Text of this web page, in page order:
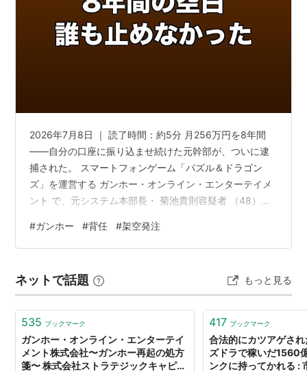
開、ネットカフェ他でのイベント展開、短編ドラマのス
トリーミング配信などを行っている。2004年4月にゲー
2003年7月にRAGNAROK ONLINEの開発元である
Gravity社と永久包括提携を交わしたが、2004年に白紙
化。しかしその後の2005年8月にGravity社はソフトバ
ンク系列の企業によって買収されたため、Gravityとガ
ンホーの契約関係は今後も切られることは無いものと見
2012年にリリースしたスマートフォン向けゲーム「パ
ズル＆ドラゴンズ（パズドラ）」がヒット。2013年4月
25日、時価総額が1兆699億円を記録。さらに2013年5
月13日には時価総額が1兆5455億円に達し、任天堂の時
価総額を抜いた。
2026年7月8日 ｜ 読了時間：約5分 月256万円を8年間
——自分の口座に振り込ませ続けた元幹部が、ついに逮
捕された。 スマートフォンゲーム「パズル＆ドラゴン
ズ」を運営する ガンホー・オンライン・エンターテイメ
ント で、元システム本部長・ 菊池貴則容疑者 （48）が
る「4000万円」は逮捕容疑となった2022年分にすぎな
い。 社内調査が明らかにした実際の被害は、その規模を
ソーシングで「自分に発注」という手口 逮捕容疑は「氷
山の一角」だった 部下に書かせ、自分で判を押す仕組み
「横領」で…
#ガンホー #背任 #架空発注
ネットで話題 もっと見る
535 ブックマーク
ガンホー・オンライン・エンターテイ
メント株式会社〜​​ガンホー再起の処方
箋〜 株式会社ストラテジックキャピタ
417 ブックマーク
合法的にカツアゲさ
ズドラで稼いだ1560
ンクに持ってかれる :